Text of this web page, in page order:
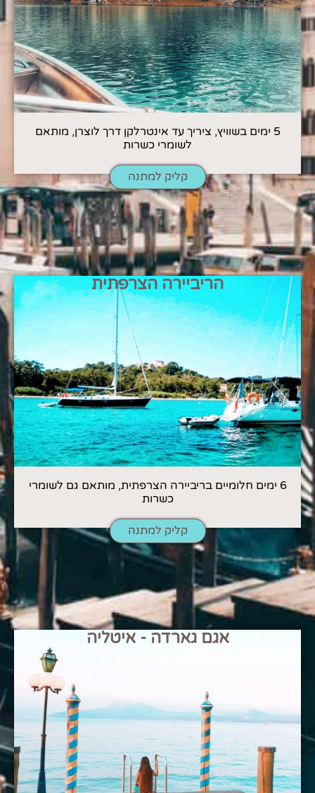
5 ימים בשוויץ, ציריך עד אינטרלקן דרך לוצרן, מותאם
לשומרי כשרות
קליק למתנה
הריביירה הצרפתית
6 ימים חלומיים בריביירה הצרפתית, מותאם גם לשומרי
כשרות
קליק למתנה
אגם גארדה - איטליה